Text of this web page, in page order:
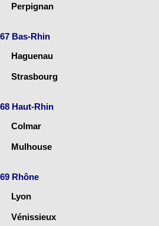
Perpignan
67 Bas-Rhin
Haguenau
Strasbourg
68 Haut-Rhin
Colmar
Mulhouse
69 Rhône
Lyon
Vénissieux